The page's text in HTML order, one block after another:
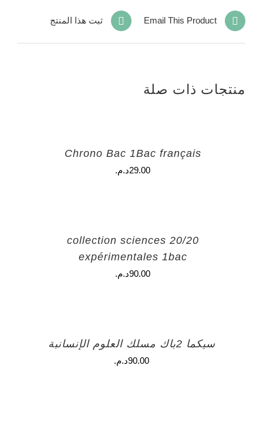
ثبت هذا المنتج Email This Product
منتجات ذات صلة
Chrono Bac 1Bac français
29.00د.م.
20/20 collection sciences
expérimentales 1bac
90.00د.م.
سيكما 2باك مسلك العلوم الإنسانبة
90.00د.م.